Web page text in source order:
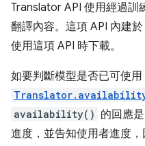
Translator API 使用經過訓
翻譯內容。這項 API 內建
使用這項 API 時下載。
如要判斷模型是否已可使
availability() 的回應是
進度，並告知使用者進度，